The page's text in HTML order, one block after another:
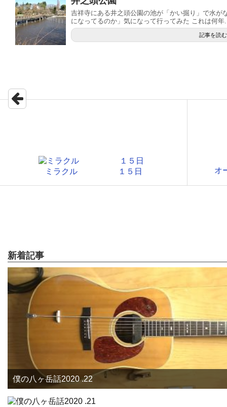
吉祥寺にある井之頭公園の池が「かい掘り」で水が
になってるのか」気になって行ってみた これは何年
記事を読む
ミラクル １５日 オ
新着記事
僕の八ヶ岳話2020 .22